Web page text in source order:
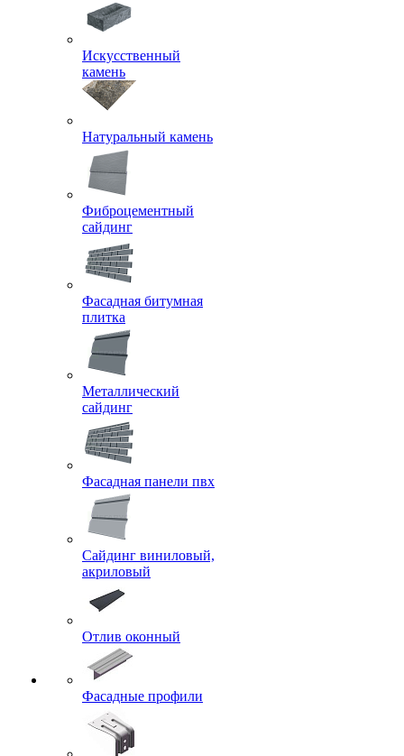
Искусственный
камень
Натуральный камень
Фиброцементный
сайдинг
Фасадная битумная
плитка
Металлический
сайдинг
Фасадная панели пвх
Сайдинг виниловый,
акриловый
Отлив оконный
Фасадные профили